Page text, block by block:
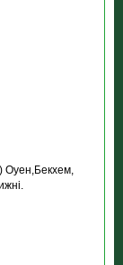
Оуен,Бекхем,